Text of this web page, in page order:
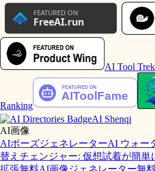
AI Tool Trek
Ranking
AI Shenqi
AI画像
AIポーズジェネレーターAI ウォー
替えチェンジャー: 仮想試着が簡単
拡張無料AI画像ジェネレーター無